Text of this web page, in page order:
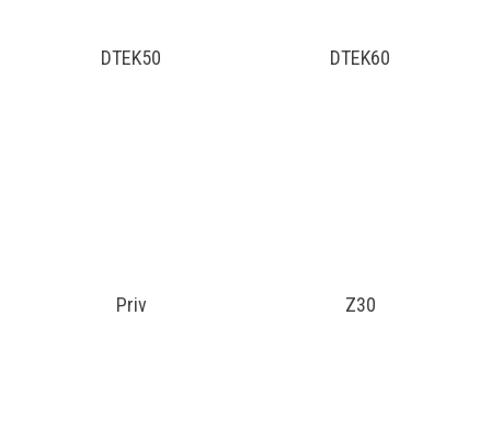
DTEK50 DTEK60
Priv Z30